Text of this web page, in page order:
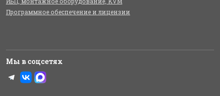
Программное обеспечение и лицензии
Мы в соцсетях